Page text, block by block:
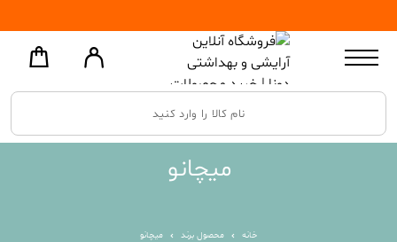
میچانو
خانه محصول برند میچانو